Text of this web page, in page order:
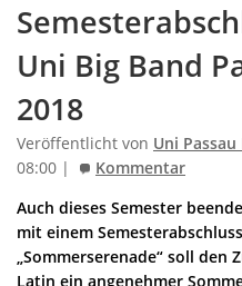
Uni Big Band
2018
Veröffentlicht von Uni
08:00 |
Kommentar
Auch dieses Semester
mit einem
„Sommerserenade“ soll
Latin ein angenehmer